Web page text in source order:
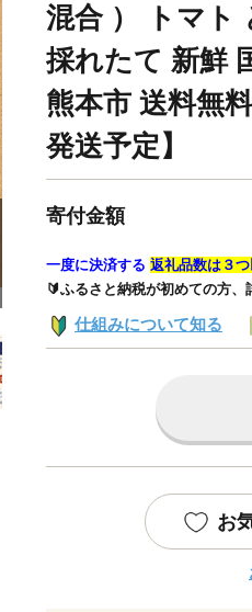
混合 ） トマト
採れたて 新鮮
熊本市 送料無
発送予定】
寄付金額
一度に決済する 返礼品数は３
🔰ふるさと納税が初めての方、
仕組みについて知る
お